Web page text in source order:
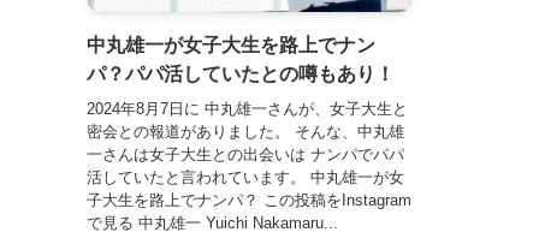
中丸雄一が女子大生を路上でナン
パ？パパ活していたとの噂もあり！
2024年8月7日に 中丸雄一さんが、女子大生と
密会との報道がありました。 そんな、中丸雄
一さんは女子大生との出会いは ナンパでパパ
活していたと言われています。 中丸雄一が女
子大生を路上でナンパ？ この投稿をInstagram
で見る 中丸雄一 Yuichi Nakamaru...